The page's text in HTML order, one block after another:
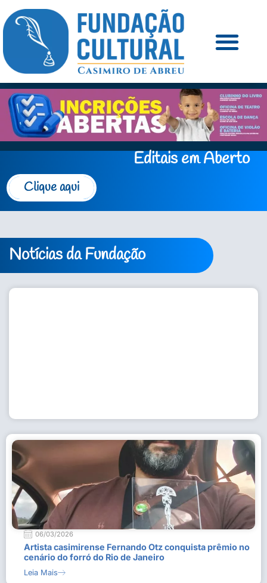
Editais em Aberto
Clique aqui
Notícias da Fundação
06/03/2026
Artista casimirense Fernando Otz conquista prêmio no
cenário do forró do Rio de Janeiro
Leia Mais